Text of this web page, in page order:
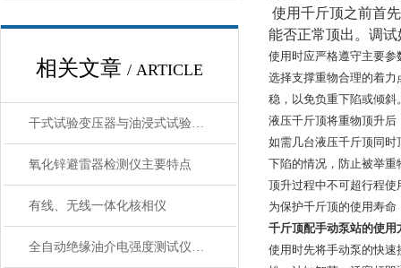
相关文章 / ARTICLE
干式试验变压器与油浸式试验变压器特点分析
氧化锌避雷器检测仪主要特点
有线、无线一体化核相仪
全自动绝缘油介电强度测试仪油杯清洗方法
使用千斤顶之前首
能否正常顶出。调
使用时应严格遵守主要
选择支撑重物合理的着
稳，以免负重下陷或倾斜
液压千斤顶将重物顶升
如需几台液压千斤顶同
下陷的情况，防止被举
顶升过程中不可超行程
为保护千斤顶的使用寿
千斤顶配手动泵站的使用
使用时先将手动泵的快